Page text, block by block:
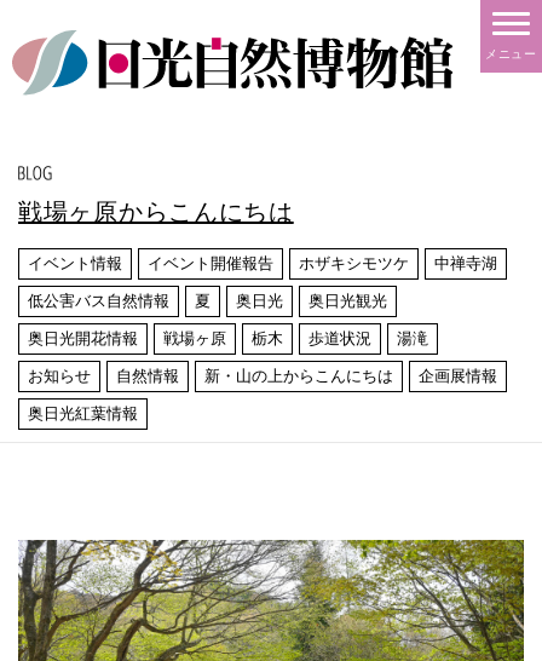
メニュー
戦場ヶ原からこんにちは
イベント情報 イベント開催報告 ホザキシモツケ 中禅寺湖
低公害バス自然情報 夏 奥日光 奥日光観光
奥日光開花情報 戦場ヶ原 栃木 歩道状況 湯滝
お知らせ 自然情報 新・山の上からこんにちは 企画展情報
奥日光紅葉情報